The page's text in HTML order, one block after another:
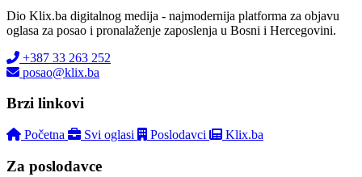
Dio Klix.ba digitalnog medija - najmodernija platforma za objavu
oglasa za posao i pronalaženje zaposlenja u Bosni i Hercegovini.
+387 33 263 252
posao@klix.ba
Brzi linkovi
Početna Svi oglasi Poslodavci Klix.ba
Za poslodavce